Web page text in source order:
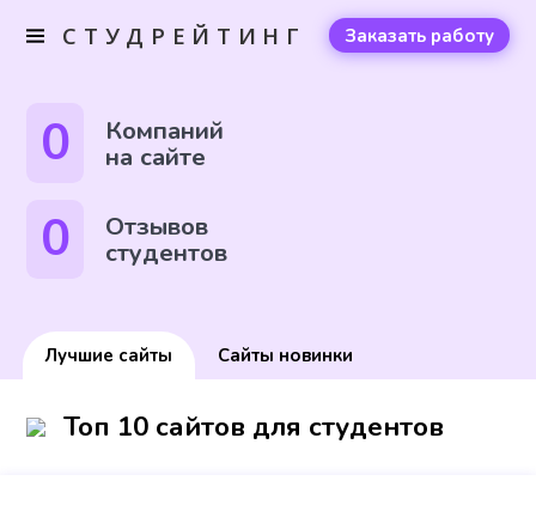
СТУДРЕЙТИНГ Заказать работу
0 Компаний
на сайте
0 Отзывов
студентов
Лучшие сайты Сайты новинки
Топ 10 сайтов для студентов